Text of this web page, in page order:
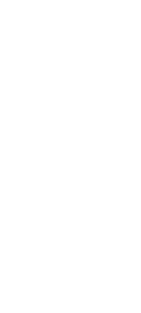
日数内に発送してい
す
す